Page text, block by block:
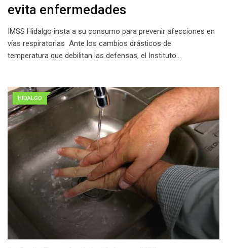
evita enfermedades
IMSS Hidalgo insta a su consumo para prevenir afecciones en
vías respiratorias Ante los cambios drásticos de
temperatura que debilitan las defensas, el Instituto…
HIDALGO